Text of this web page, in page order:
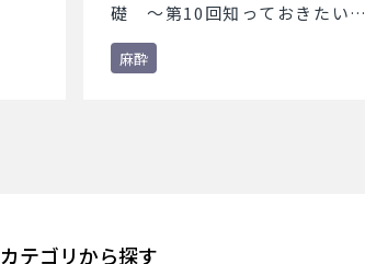
礎 ～第10回知っておきたい麻
酔薬～
麻酔
カテゴリから探す